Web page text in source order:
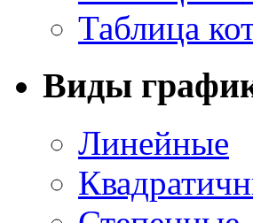
Таблица
Виды
Линейные